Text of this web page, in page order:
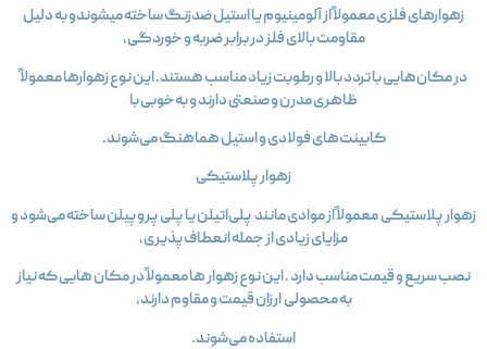
زهوارهای فلزی معمولاً از آلومینیوم یا استیل ضدزنگ ساخته میشوندو به دلیل
مقاومت بالای فلز در برابر ضربه و خوردگی،
در مکان‌هایی با تردد بالا و رطوبت زیاد مناسب هستند. این نوع زهوارها معمولاً
ظاهری مدرن و صنعتی دارند و به‌خوبی با
کابینت‌های فولادی و استیل هماهنگ می‌شوند.
زهوار پلاستیکی
پلاستیکی معمولاً از موادی مانند پلی‌اتیلن یا پلی‌ پروپیلن ساخته می‌شود و
مزایای زیادی از جمله انعطاف‌پذیری،
نصب سریع و قیمت مناسب دارد . این نوع زهوار ها معمولاً در مکان‌ هایی که نیاز
به محصولی ارزان قیمت و مقاوم دارند،
استفاده می‌شوند.